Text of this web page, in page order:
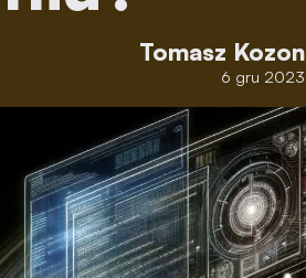
Tomasz Kozon
6 gru 2023